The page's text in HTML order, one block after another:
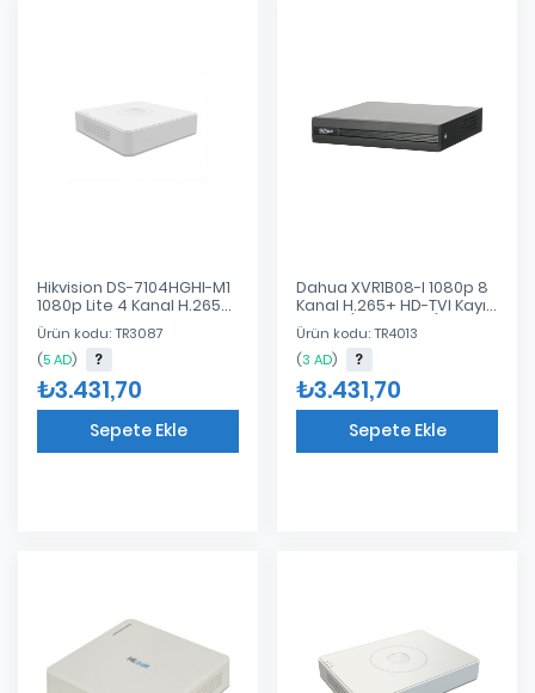
Hikvision DS-7104HGHI-M1
1080p Lite 4 Kanal H.265
HD-TVI Kayıt Cihazı
(VGA,HDMI)
Ürün kodu: TR3087
(5 AD)
₺3.431,70
Sepete Ekle
Dahua XVR1B08-I 1080p 8
Kanal H.265+ HD-TVI Kayıt
Cihazı (HDMI+VGA)
Ürün kodu: TR4013
(3 AD)
₺3.431,70
Sepete Ekle